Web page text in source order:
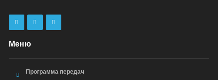
Меню
Программа передач